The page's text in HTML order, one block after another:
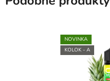
NOVINKA
KOLOK - A